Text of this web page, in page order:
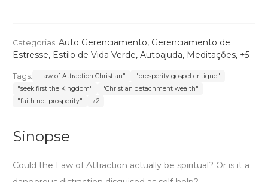
Categorias: Auto Gerenciamento, Gerenciamento de
Estresse, Estilo de Vida Verde, Autoajuda, Meditações, +5
Tags: "Law of Attraction Christian"
"prosperity gospel critique"
"seek first the Kingdom"
"Christian detachment wealth"
"faith not prosperity"
+2
Sinopse
Could the Law of Attraction actually be spiritual? Or is it a